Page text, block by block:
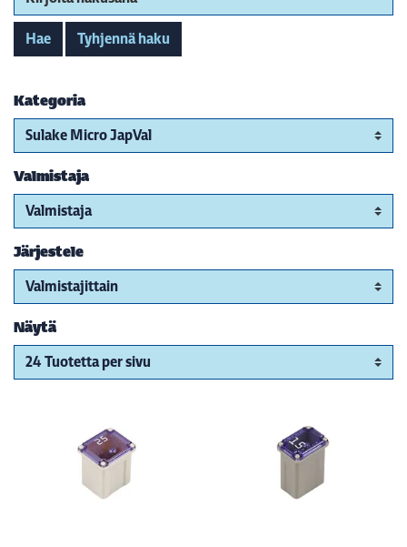
Hae Tyhjennä haku
Kategoria
Valmistaja
Järjestele
Näytä